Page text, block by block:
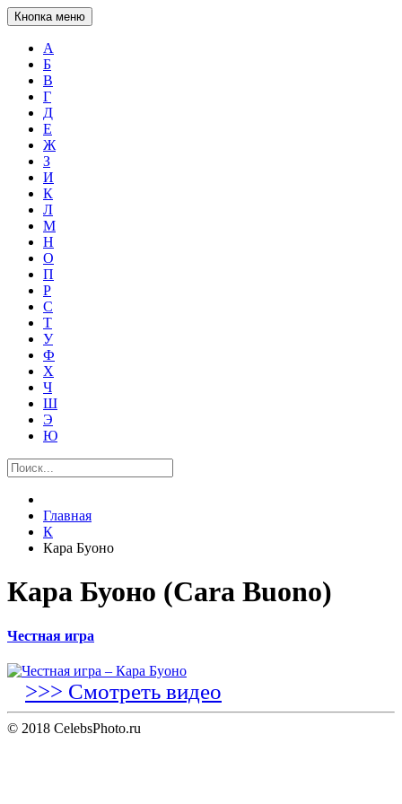
Кнопка меню
А
Б
В
Г
Д
Е
Ж
З
И
К
Л
М
Н
О
П
Р
С
Т
У
Ф
Х
Ч
Ш
Э
Ю
Главная
К
Кара Буоно
Кара Буоно (Cara Buono)
Честная игра
>>> Смотреть видео
© 2018 CelebsPhoto.ru